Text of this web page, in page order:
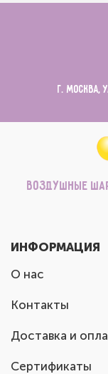
г. Москва,
Воздушные
ИНФОРМАЦИЯ
О нас
Контакты
Доставка и
Сертификаты